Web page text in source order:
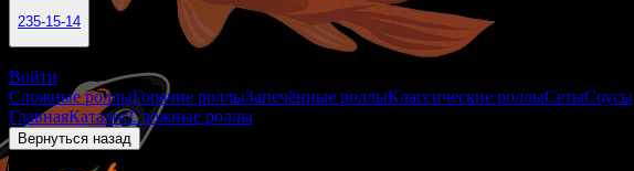
235-15-14
Войти
Сложные роллыГорячие роллыЗапечённые роллыКлассические роллыСетыСоусы
ГлавнаяКаталогСложные роллы
Вернуться назад